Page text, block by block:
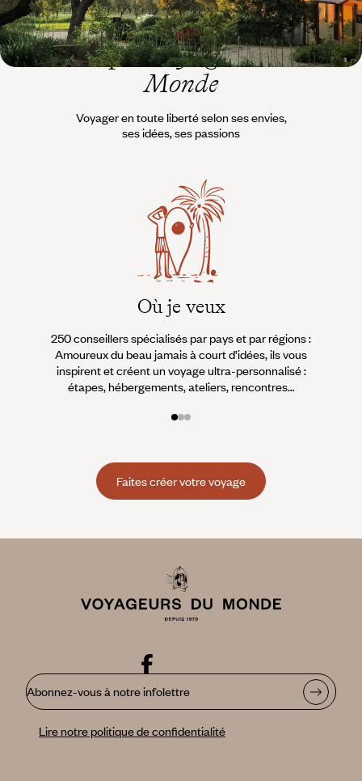
L’espritVoyageurs du
Monde
Voyager en toute liberté selon ses envies,
ses idées, ses passions
Où je veux
250 conseillers spécialisés par pays et par régions :
Amoureux du beau jamais à court d’idées, ils vous
inspirent et créent un voyage ultra-personnalisé :
étapes, hébergements, ateliers, rencontres…
Faites créer votre voyage
Abonnez-vous à notre infolettre
Lire notre politique de confidentialité